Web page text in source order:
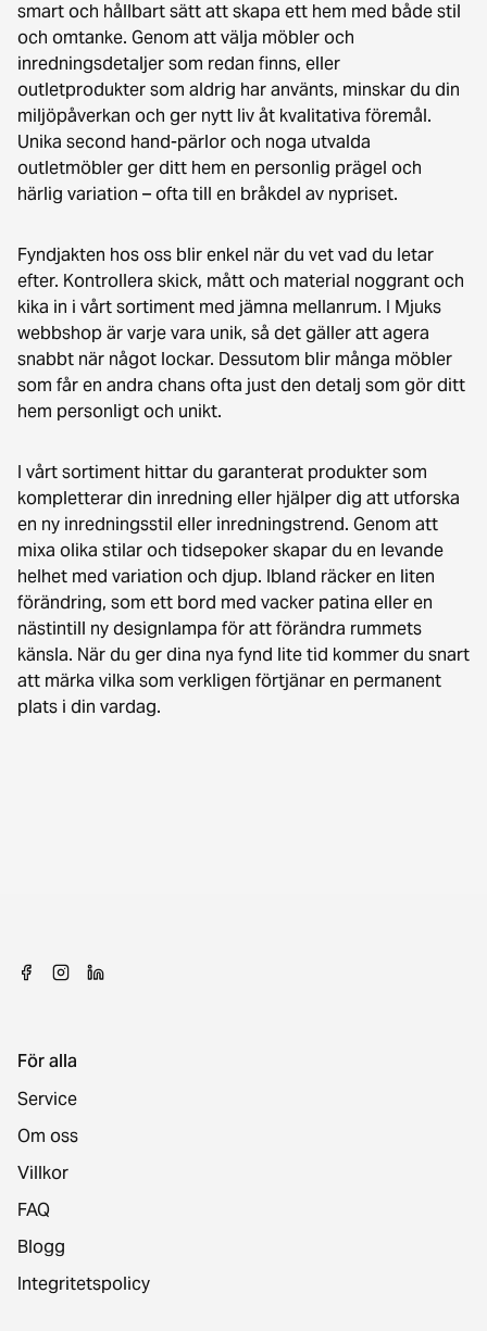
smart och hållbart sätt att skapa ett hem med både stil
och omtanke. Genom att välja möbler och
inredningsdetaljer som redan finns, eller
outletprodukter som aldrig har använts, minskar du din
miljöpåverkan och ger nytt liv åt kvalitativa föremål.
Unika second hand-pärlor och noga utvalda
outletmöbler ger ditt hem en personlig prägel och
härlig variation – ofta till en bråkdel av nypriset.
Fyndjakten hos oss blir enkel när du vet vad du letar
efter. Kontrollera skick, mått och material noggrant och
kika in i vårt sortiment med jämna mellanrum. I Mjuks
webbshop är varje vara unik, så det gäller att agera
snabbt när något lockar. Dessutom blir många möbler
som får en andra chans ofta just den detalj som gör ditt
hem personligt och unikt.
I vårt sortiment hittar du garanterat produkter som
kompletterar din inredning eller hjälper dig att utforska
en ny inredningsstil eller inredningstrend. Genom att
mixa olika stilar och tidsepoker skapar du en levande
helhet med variation och djup. Ibland räcker en liten
förändring, som ett bord med vacker patina eller en
nästintill ny designlampa för att förändra rummets
känsla. När du ger dina nya fynd lite tid kommer du snart
att märka vilka som verkligen förtjänar en permanent
plats i din vardag.
För alla
Service
Om oss
Villkor
FAQ
Blogg
Integritetspolicy